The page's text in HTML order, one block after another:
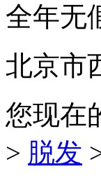
全年无
北京市
您现在
> 脱发